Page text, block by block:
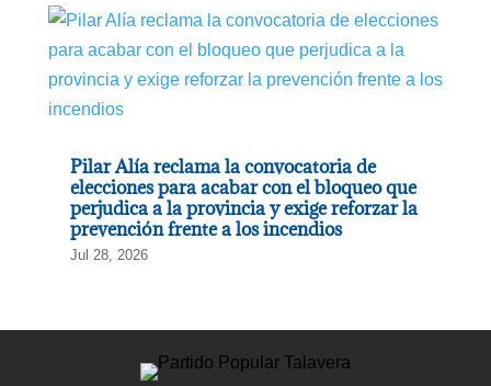
Pilar Alía reclama la convocatoria de
elecciones para acabar con el bloqueo que
perjudica a la provincia y exige reforzar la
prevención frente a los incendios
Jul 28, 2026